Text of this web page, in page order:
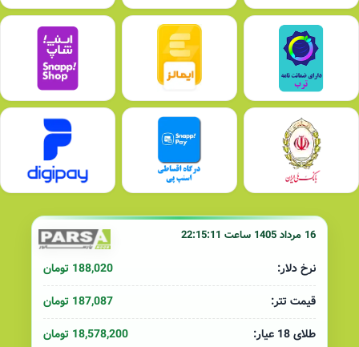
16 مرداد 1405 ساعت 22:15:11
نرخ دلار:
188,020 تومان
قیمت تتر:
187,087 تومان
طلای 18 عیار:
18,578,200 تومان